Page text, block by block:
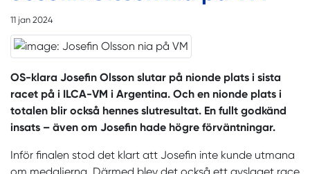
11 jan 2024
OS-klara Josefin Olsson slutar på nionde plats i sista
racet på i ILCA-VM i Argentina. Och en nionde plats i
totalen blir också hennes slutresultat. En fullt godkänd
insats – även om Josefin hade högre förväntningar.
Inför finalen stod det klart att Josefin inte kunde utmana